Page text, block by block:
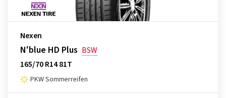
Nexen
N'blue HD Plus BSW
165/70 R14 81T
PKW Sommerreifen